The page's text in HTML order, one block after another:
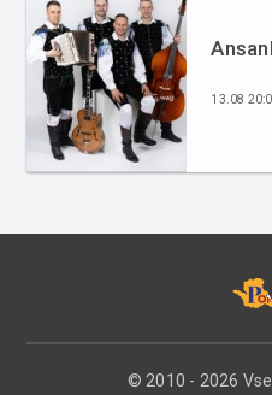
13.08
© 2010 - 2026